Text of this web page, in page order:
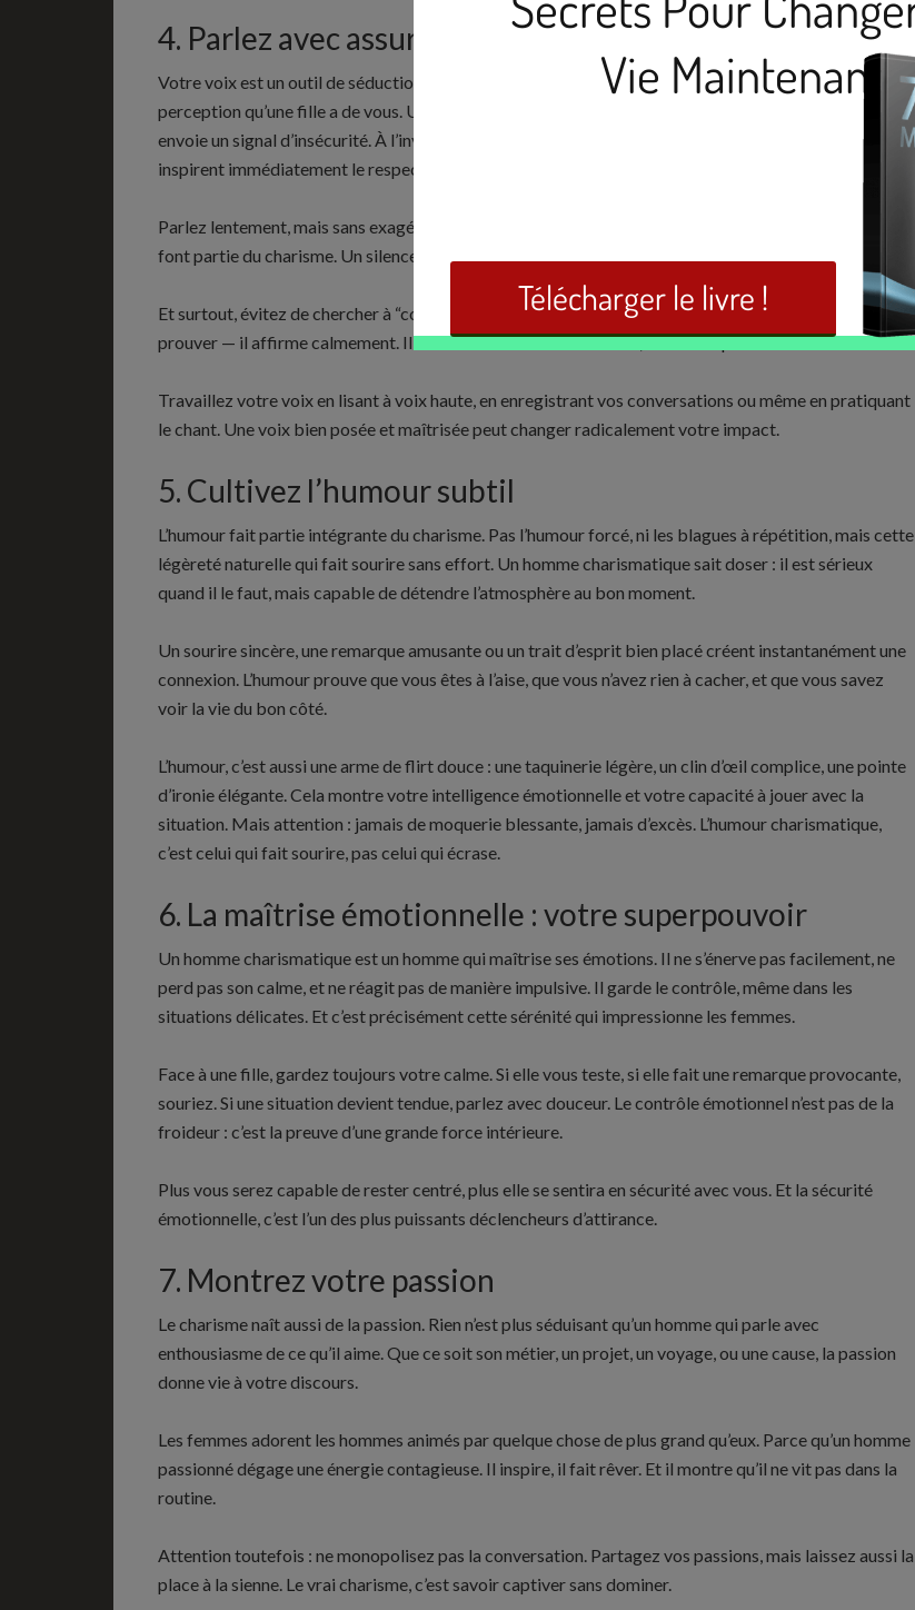
4. Parlez avec assurance et rythme
Votre voix est un outil de séduction puissant. Elle reflète votre confiance et influence directement la
perception qu’une fille a de vous. Un homme qui parle trop vite, qui hésite ou qui monte dans les aigus
envoie un signal d’insécurité. À l’inverse, un ton posé, une articulation claire et un rythme maîtrisé
inspirent immédiatement le respect.
Parlez lentement, mais sans exagérer. Faites des pauses. Ne cherchez pas à remplir les silences : ils
font partie du charisme. Un silence bien assumé peut être plus puissant qu’une phrase de trop.
Et surtout, évitez de chercher à “convaincre” en parlant. Un homme charismatique ne cherche pas à
prouver — il affirme calmement. Il dit les choses avec conviction, mais sans pression.
Travaillez votre voix en lisant à voix haute, en enregistrant vos conversations ou même en pratiquant
le chant. Une voix bien posée et maîtrisée peut changer radicalement votre impact.
5. Cultivez l’humour subtil
L’humour fait partie intégrante du charisme. Pas l’humour forcé, ni les blagues à répétition, mais cette
légèreté naturelle qui fait sourire sans effort. Un homme charismatique sait doser : il est sérieux
quand il le faut, mais capable de détendre l’atmosphère au bon moment.
Un sourire sincère, une remarque amusante ou un trait d’esprit bien placé créent instantanément une
connexion. L’humour prouve que vous êtes à l’aise, que vous n’avez rien à cacher, et que vous savez
voir la vie du bon côté.
L’humour, c’est aussi une arme de flirt douce : une taquinerie légère, un clin d’œil complice, une pointe
d’ironie élégante. Cela montre votre intelligence émotionnelle et votre capacité à jouer avec la
situation. Mais attention : jamais de moquerie blessante, jamais d’excès. L’humour charismatique,
c’est celui qui fait sourire, pas celui qui écrase.
6. La maîtrise émotionnelle : votre superpouvoir
Un homme charismatique est un homme qui maîtrise ses émotions. Il ne s’énerve pas facilement, ne
perd pas son calme, et ne réagit pas de manière impulsive. Il garde le contrôle, même dans les
situations délicates. Et c’est précisément cette sérénité qui impressionne les femmes.
Face à une fille, gardez toujours votre calme. Si elle vous teste, si elle fait une remarque provocante,
souriez. Si une situation devient tendue, parlez avec douceur. Le contrôle émotionnel n’est pas de la
froideur : c’est la preuve d’une grande force intérieure.
Plus vous serez capable de rester centré, plus elle se sentira en sécurité avec vous. Et la sécurité
émotionnelle, c’est l’un des plus puissants déclencheurs d’attirance.
7. Montrez votre passion
Le charisme naît aussi de la passion. Rien n’est plus séduisant qu’un homme qui parle avec
enthousiasme de ce qu’il aime. Que ce soit son métier, un projet, un voyage, ou une cause, la passion
donne vie à votre discours.
Les femmes adorent les hommes animés par quelque chose de plus grand qu’eux. Parce qu’un homme
passionné dégage une énergie contagieuse. Il inspire, il fait rêver. Et il montre qu’il ne vit pas dans la
routine.
Attention toutefois : ne monopolisez pas la conversation. Partagez vos passions, mais laissez aussi la
place à la sienne. Le vrai charisme, c’est savoir captiver sans dominer.